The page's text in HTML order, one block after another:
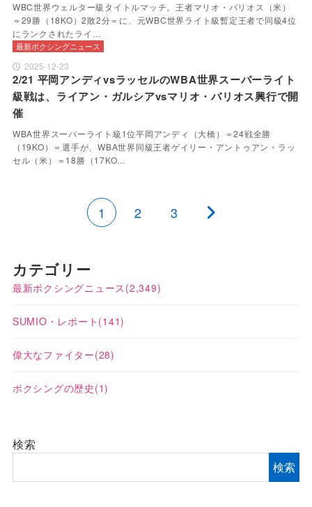
WBC世界ウェルター級タイトルマッチ。王者マリオ・バリオス（米）
＝29勝（18KO）2敗2分＝に、元WBC世界ライト級暫定王者で同級4位
にランクされたライ…
最新ボクシングニュース
2025-12-23
2/21 平岡アンディvsラッセルのWBA世界スーパーライト
級戦は、ライアン・ガルシアvsマリオ・バリオス興行で開
催
WBA世界スーパーライト級1位平岡アンディ（大橋）＝24戦全勝
（19KO）＝選手が、WBA世界同級王者ゲイリー・アントゥアン・ラッ
セル（米）＝18勝（17KO…
1 2 3
カテゴリー
最新ボクシングニュース (2,349)
SUMIO・レポート (141)
偉大なファイター(28)
ボクシングの歴史 (1)
検索
検索